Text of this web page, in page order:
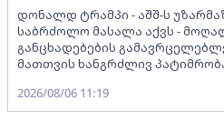
დონალდ ტრამპი - აშშ-ს
საბრძოლო მასალა აქვს -
განცხადებების
მათთვის ხანგრძლივ
2026/08/06 11:19